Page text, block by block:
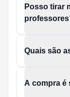
Posso tirar
Quais são
A compra é